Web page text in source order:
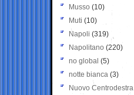
Musso (10)
Muti (10)
Napoli (319)
Napolitano (220)
no global (5)
notte bianca (3)
Nuovo Centrodestra